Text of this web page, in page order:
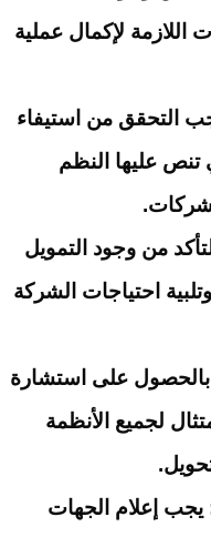
لإكمال عملية
التحقق من استيفاء
تنص عليها النظم
من وجود التمويل
احتياجات الشركة
بالحصول على استشارة
لجميع الأنظمة
يجب إعلام الجهات